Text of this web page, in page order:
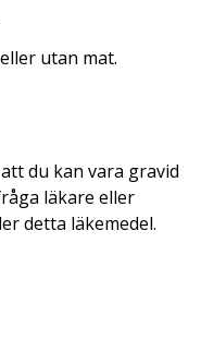
utan mat.
du kan vara gravid
läkare eller
detta läkemedel.